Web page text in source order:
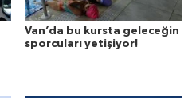
Van’da bu kursta geleceğin
sporcuları yetişiyor!